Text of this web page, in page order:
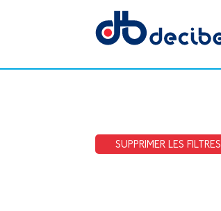
SUPPRIMER LES FILTRES